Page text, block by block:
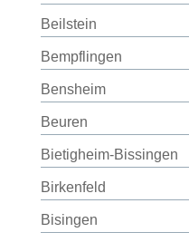
Beilstein
Bempflingen
Bensheim
Beuren
Bietigheim-Bissingen
Birkenfeld
Bisingen